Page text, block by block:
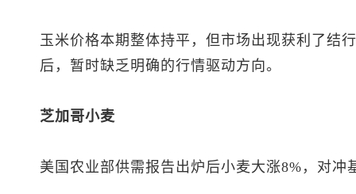
玉米价格本期整体持平，但市场出现获利了结
后，暂时缺乏明确的行情驱动方向。
芝加哥小麦
美国农业部供需报告出炉后小麦大涨8%，对